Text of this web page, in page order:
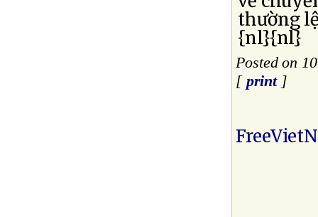
thường
{nl}{nl}
Posted on
[ print]